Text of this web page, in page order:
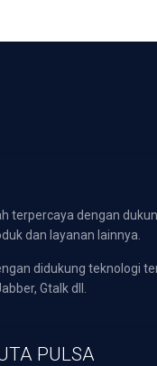
dengan
dan layanan lainnya.
didukung teknologi
Gtalk dll.
PULSA